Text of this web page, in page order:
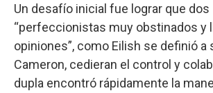
Un desafío inicial fue lograr que dos
“perfeccionistas muy obstinados y
opiniones”, como Eilish se definió a
Cameron, cedieran el control y
dupla encontró rápidamente la